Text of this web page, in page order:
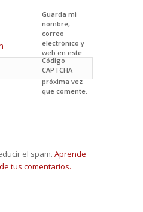
Guarda mi
nombre,
correo
electrónico y
web en este
navegador
para la
próxima vez
que comente.
Código
CAPTCHA
el spam. Aprende
tus comentarios.